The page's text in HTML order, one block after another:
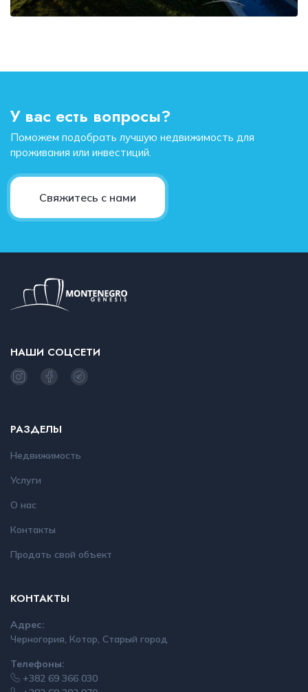
У вас есть вопросы?
Поможем подобрать лучшую недвижимость для
проживания или инвестиций.
Свяжитесь с нами
НАШИ СОЦСЕТИ
РАЗДЕЛЫ
Недвижимость
Услуги
О нас
Контакты
Продать свой объект
КОНТАКТЫ
Адрес:
Черногория, Котор, Старый город
Телефоны:
+382 69 366 030